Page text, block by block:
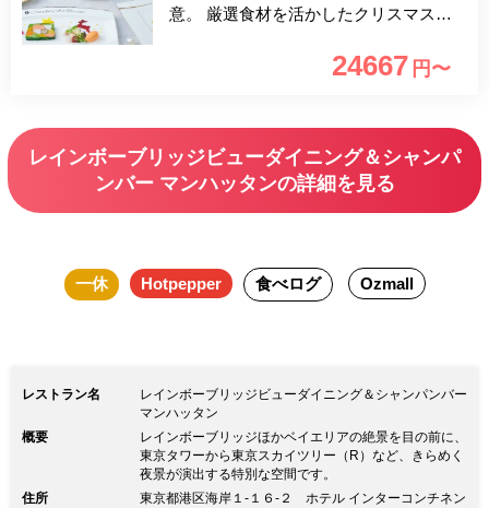
意。 厳選食材を活かしたクリスマス
から始まる、新感覚のフランス料理をお
ペリニヨン※お一人様1杯 （ノンアルコ
ールに変更可能）
24667 円〜
レインボーブリッジビューダイニング＆シャンパ
ンバー マンハッタンの詳細を見る
一休 Hotpepper 食べログ Ozmall
レストラン名
レインボーブリッジビューダイニング＆シャンパンバー
マンハッタン
概要
レインボーブリッジほかベイエリアの絶景を目の前に、
東京タワーから東京スカイツリー（R）など、きらめく
夜景が演出する特別な空間です。
住所
東京都港区海岸１-１６-２ ホテル インターコンチネン